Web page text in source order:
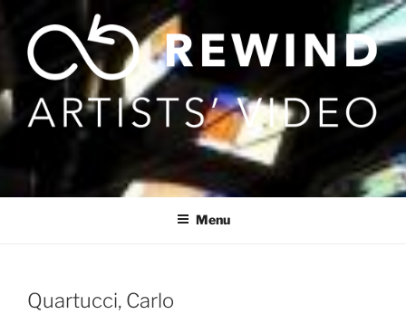
content
Menu
Quartucci, Carlo